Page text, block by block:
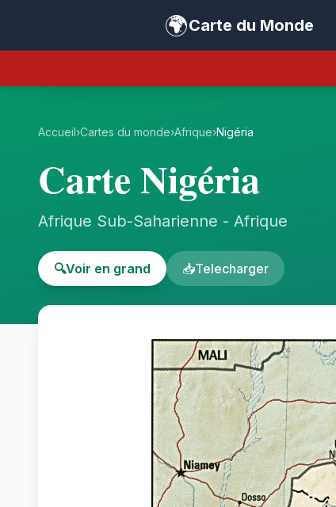
🌍Carte du Monde
Accueil›Cartes du monde›Afrique›Nigéria
Carte Nigéria
Afrique Sub-Saharienne - Afrique
🔍Voir en grand 📥Telecharger